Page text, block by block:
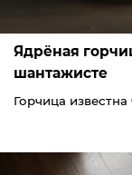
Ядрёная
шантажисте
Горчица